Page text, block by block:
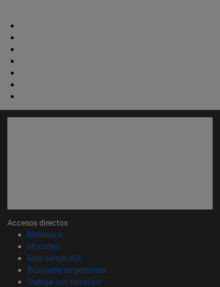
Accesos directos
Biblioteca
Mi correo(abre en nueva ventana)
Aula virtual ADI
Búsqueda de personas(abre en nueva ventana)
Trabaja con nosotros(abre en nueva ventana)